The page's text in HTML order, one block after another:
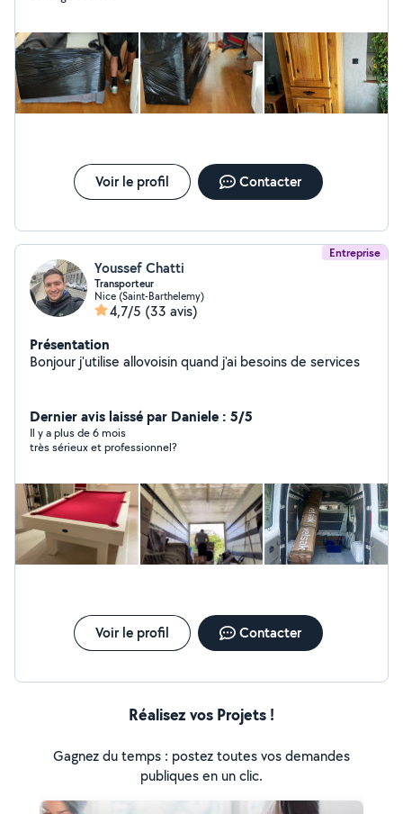
Voir le profil Contacter
Entreprise
Youssef Chatti
Transporteur
Nice (Saint-Barthelemy)
4,7/5 (33 avis)
Présentation
Bonjour j'utilise allovoisin quand j'ai besoins de services
Dernier avis laissé par Daniele : 5/5
Il y a plus de 6 mois
très sérieux et professionnel?
Voir le profil Contacter
Réalisez vos Projets !
Gagnez du temps : postez toutes vos demandes
publiques en un clic.